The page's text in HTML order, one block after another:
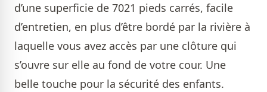
d’une superficie de 7021 pieds carrés, facile
d’entretien, en plus d’être bordé par la rivière à
laquelle vous avez accès par une clôture qui
s’ouvre sur elle au fond de votre cour. Une
belle touche pour la sécurité des enfants.